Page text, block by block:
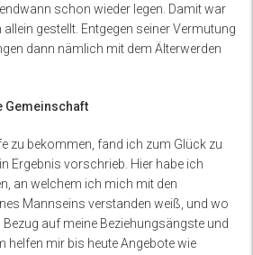
schon wieder legen. Damit war
gestellt. Entgegen seiner Vermutung
dann nämlich mit dem Älterwerden
Gemeinschaft
zu bekommen, fand ich zum Glück zu
Ergebnis vorschrieb. Hier habe ich
an welchem ich mich mit den
Mannseins verstanden weiß, und wo
auf meine Beziehungsängste und
helfen mir bis heute Angebote wie